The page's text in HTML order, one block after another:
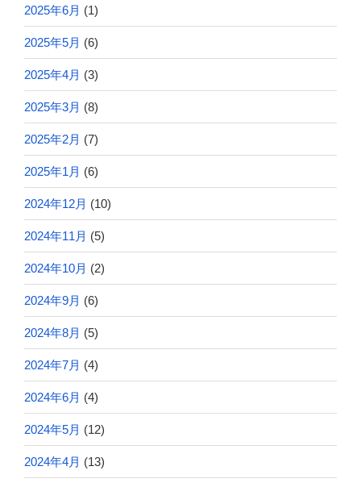
2025年6月 (1)
2025年5月 (6)
2025年4月 (3)
2025年3月 (8)
2025年2月 (7)
2025年1月 (6)
2024年12月 (10)
2024年11月 (5)
2024年10月 (2)
2024年9月 (6)
2024年8月 (5)
2024年7月 (4)
2024年6月 (4)
2024年5月 (12)
2024年4月 (13)